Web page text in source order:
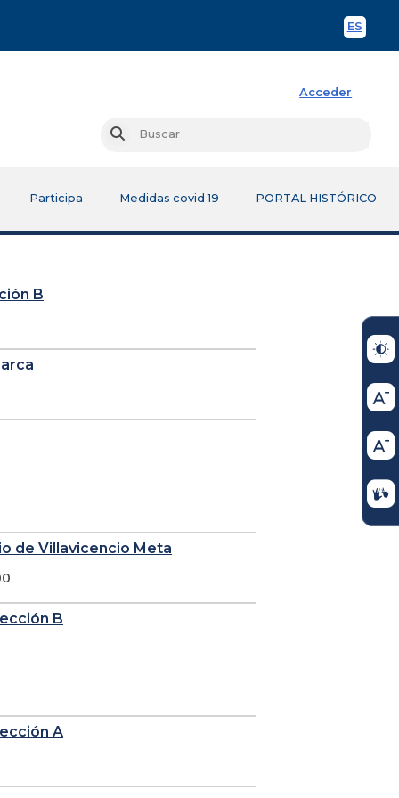
ES
Acceder
Buscar
Participa Medidas covid 19 PORTAL HISTÓRICO
B
de Villavicencio Meta
B
A